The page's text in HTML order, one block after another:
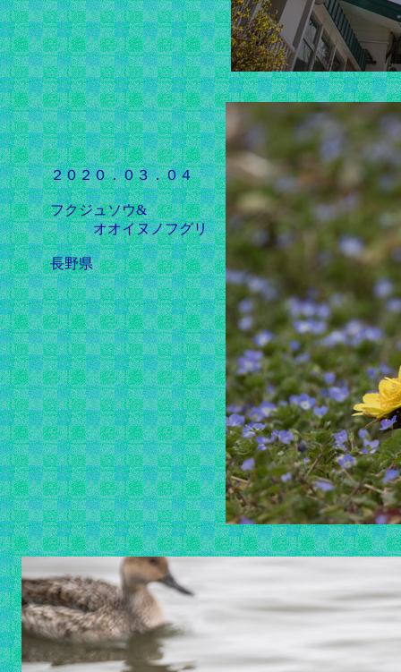
２０２０．０３．０４
フクジュソウ&
オオイヌノフグリ
長野県